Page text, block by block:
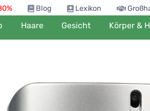
Blog Lexikon
Haare Gesicht Körper &